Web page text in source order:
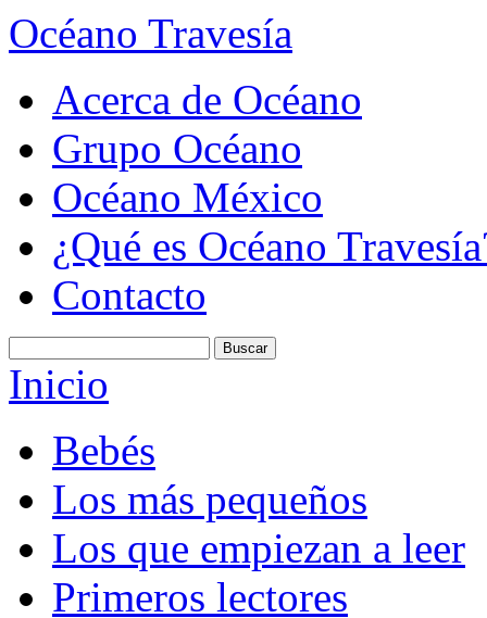
Océano Travesía
Acerca de Océano
Grupo Océano
Océano México
¿Qué es Océano
Contacto
Inicio
Bebés
Los más pequeños
Los que empiezan a leer
Primeros lectores